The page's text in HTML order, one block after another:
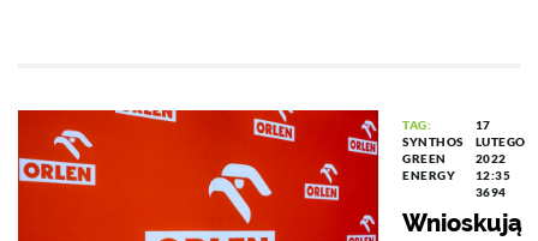
TAG:
SYNTHOS
GREEN
ENERGY
17
LUTEGO
2022
12:35
3694
Wnioskują